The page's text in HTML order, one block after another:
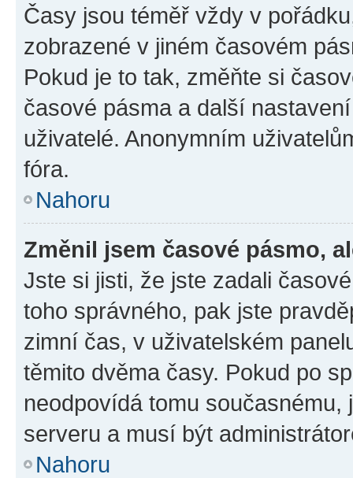
Časy jsou téměř vždy v
zobrazené v jiném časovém
Pokud je to tak, změňte si
časové pásma a další
uživatelé. Anonymním
fóra.
Nahoru
Změnil jsem časové pásmo,
Jste si jisti, že jste zadali
toho správného, pak jste
zimní čas, v uživatelském
těmito dvěma časy. Pokud po
neodpovídá tomu
serveru a musí být
Nahoru